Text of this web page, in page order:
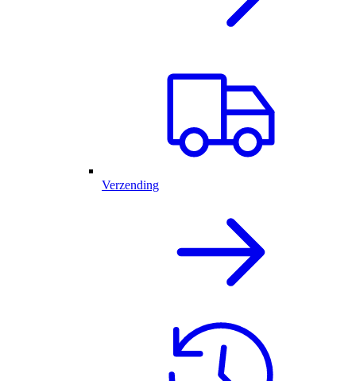
Verzending